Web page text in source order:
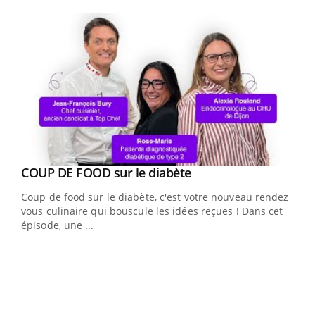
Youtube
COUP DE FOOD sur le diabèteYoutube
Coup de food sur le diabète, c'est votre nouveau rendez-
vous culinaire qui bouscule les idées reçues ! Dans cet
épisode, une ...